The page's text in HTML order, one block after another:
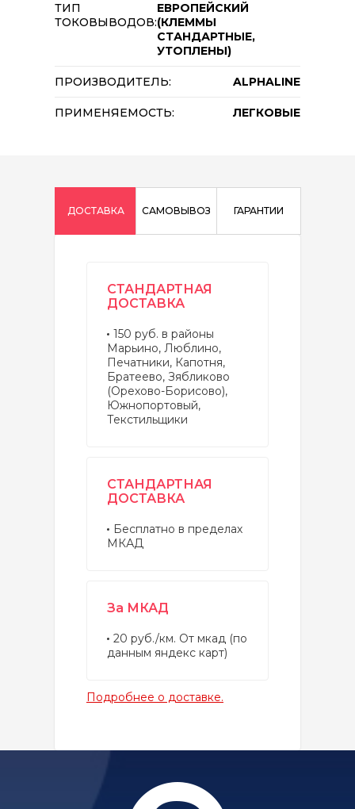
ТИП
ТОКОВЫВОДОВ:
ЕВРОПЕЙСКИЙ
(КЛЕММЫ
СТАНДАРТНЫЕ,
УТОПЛЕНЫ)
ПРОИЗВОДИТЕЛЬ: ALPHALINE
ПРИМЕНЯЕМОСТЬ: ЛЕГКОВЫЕ
ДОСТАВКА САМОВЫВОЗ ГАРАНТИИ
СТАНДАРТНАЯ
ДОСТАВКА
150 руб. в районы
Марьино, Люблино,
Печатники, Капотня,
Братеево, Зябликово
(Орехово-Борисово),
Южнопортовый,
Текстильщики
СТАНДАРТНАЯ
ДОСТАВКА
Бесплатно в пределах
МКАД
За МКАД
20 руб./км. От мкад (по
данным яндекс карт)
Подробнее о доставке.